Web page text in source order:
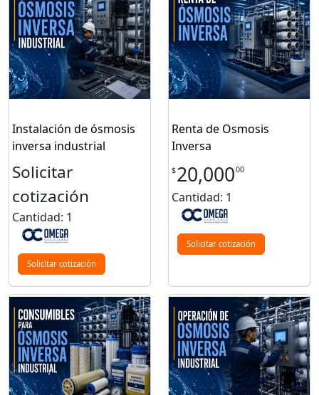
Instalación de ósmosis
inversa industrial
Solicitar
cotización
Cantidad: 1
Solicitar cotización
Renta de Osmosis
Inversa
$20,00000
Cantidad: 1
Solicitar cotización